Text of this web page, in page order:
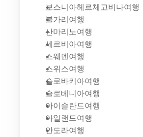
보스니아헤르체고비나여행
불가리여행
산마리노여행
세르비아여행
스웨덴여행
스위스여행
슬로바키아여행
슬로베니아여행
아이슬란드여행
아일랜드여행
안도라여행